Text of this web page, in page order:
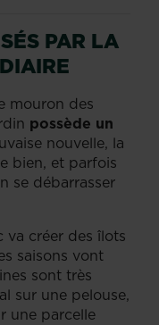
PAR LA
mouron des
possède un
nouvelle, la
bien, et parfois
se débarrasser
va créer des îlots
saisons vont
sont très
sur une pelouse,
une parcelle